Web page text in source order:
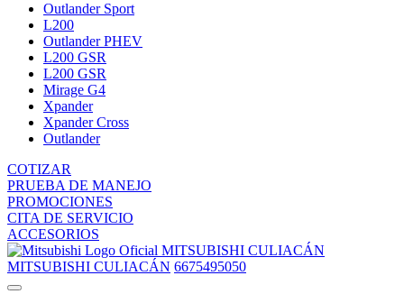
Outlander Sport
L200
Outlander PHEV
L200 GSR
L200 GSR
Mirage G4
Xpander
Xpander Cross
Outlander
COTIZAR
PRUEBA DE MANEJO
PROMOCIONES
CITA DE SERVICIO
ACCESORIOS
MITSUBISHI CULIACÁN
MITSUBISHI CULIACÁN 6675495050